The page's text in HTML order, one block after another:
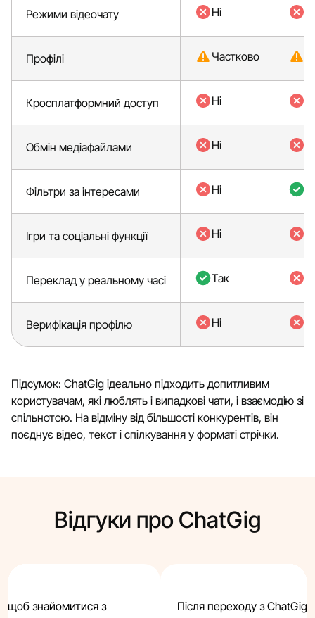
Режими відеочату Ні
Профілі Частково
Кросплатформний доступ Ні
Обмін медіафайлами Ні
Фільтри за інтересами Ні
Ігри та соціальні функції Ні
Переклад у реальному часі Так
Верифікація профілю Ні
Підсумок: ChatGig ідеально підходить допитливим
користувачам, які люблять і випадкові чати, і взаємодію зі
спільнотою. На відміну від більшості конкурентів, він
поєднує відео, текст і спілкування у форматі стрічки.
Відгуки про ChatGig
щоб знайомитися з
Після переходу з ChatGig